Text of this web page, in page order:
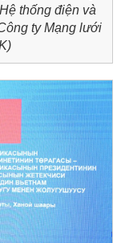
thống điện và
ty Mạng lưới